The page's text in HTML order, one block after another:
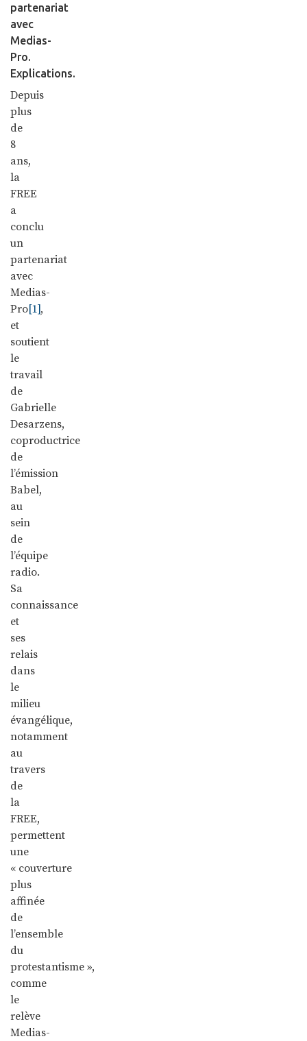
partenariat
avec
Medias-
Pro.
Explications.
Depuis
plus
de
8
ans,
la
FREE
a
conclu
un
partenariat
avec
Medias-
Pro[1],
et
soutient
le
travail
de
Gabrielle
Desarzens,
coproductrice
de
l’émission
Babel,
au
sein
de
l’équipe
radio.
Sa
connaissance
et
ses
relais
dans
le
milieu
évangélique,
notamment
au
travers
de
la
FREE,
permettent
une
« couverture
plus
affinée
de
l’ensemble
du
protestantisme »,
comme
le
relève
Medias-